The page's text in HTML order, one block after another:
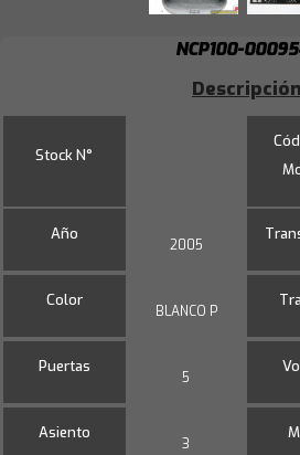
NCP100-
Descripción
Stock N°
Año
2005
Color
BLANCO P
Puertas
5
Asiento
3